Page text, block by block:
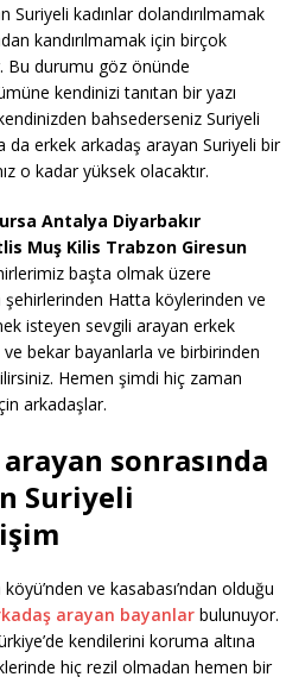
kadınlar dolandırılmamak
kandırılmamak için birçok
Bu durumu göz önünde
kendinizi tanıtan bir yazı
bahsederseniz Suriyeli
da erkek arkadaş arayan Suriyeli bir
o kadar yüksek olacaktır.
Antalya Diyarbakır
Muş Kilis Trabzon Giresun
başta olmak üzere
Hatta köylerinden ve
isteyen sevgili arayan erkek
bekar bayanlarla ve birbirinden
Hemen şimdi hiç zaman
arkadaşlar.
sonrasında
Suriyeli
ve kasabası’ndan olduğu
arayan bayanlar bulunuyor.
kendilerini koruma altına
hiç rezil olmadan hemen bir